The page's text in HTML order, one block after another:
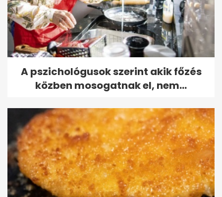
A pszichológusok szerint akik főzés
közben mosogatnak el, nem...